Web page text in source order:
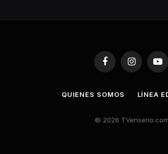
FacebookInstagram
QUIENES SOMOS LÍNEA
© 2026